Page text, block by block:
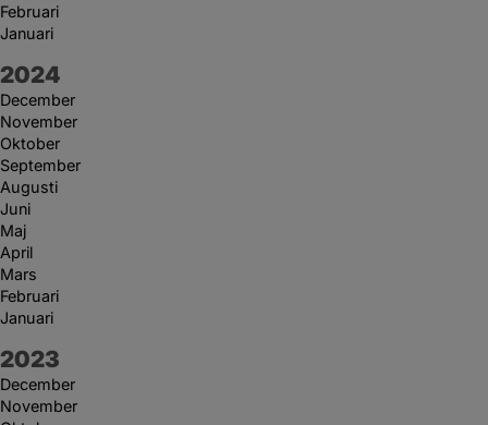
Februari
Januari
År:
2024
December
November
Oktober
September
Augusti
Juni
Maj
April
Mars
Februari
Januari
År:
2023
December
November